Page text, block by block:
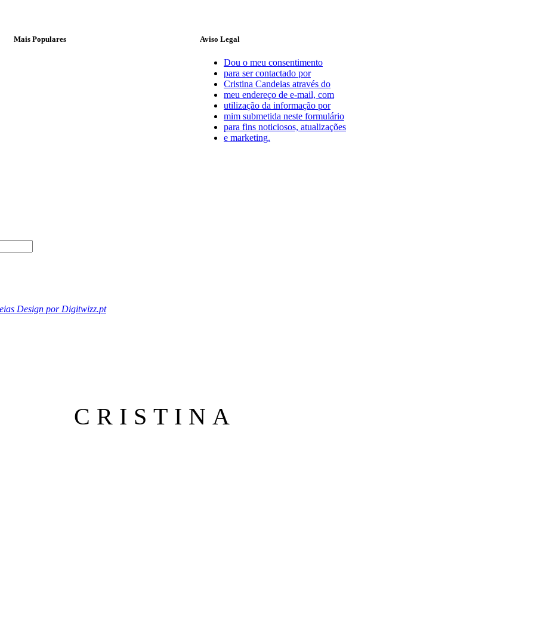
Mais Populares Aviso Legal
Dou o meu consentimento
para ser contactado por
Cristina Candeias através do
meu endereço de e-mail, com
utilização da informação por
mim submetida neste formulário
para fins noticiosos, atualizações
e marketing.
Design por Digitwizz.pt
CRISTINA